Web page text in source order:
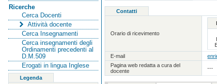
Ricerche
Cerca Docenti
Attività docente
Cerca Insegnamenti
Cerca insegnamenti degli
Ordinamenti precedenti al
D.M.509
Erogati in lingua Inglese
Legenda
Contatti
Orario di ricevimento
E-mail
Pagina web redatta a cura del
docente
---